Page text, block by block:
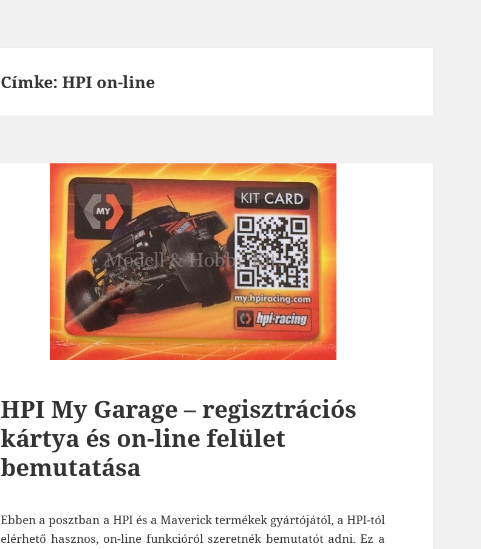
Címke:HPI on-line
HPI My Garage – regisztrációs
kártya és on-line felület
bemutatása
Ebben a posztban a HPI és a Maverick termékek gyártójától, a HPI-tól
elérhető hasznos, on-line funkcióról szeretnék bemutatót adni. Ez a